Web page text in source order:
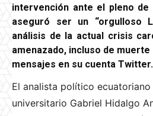
intervención ante el pleno de
aseguró ser un “orgulloso
análisis de la actual crisis
amenazado, incluso de
mensajes en su cuenta Twitter.
El analista político
universitario Gabriel Hidalgo